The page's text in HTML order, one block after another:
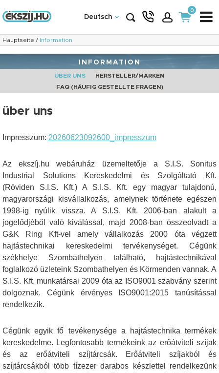
Deutsch
0
Hauptseite / Information
INFORMATION
ÜBER UNS
HERSTELLER/MARKEN
FAQ (HÄUFIG GESTELLTE FRAGEN)
über uns
Impresszum: 20260623092600_impresszum
Az ekszíj.hu webáruház üzemeltetője a S.I.S. Sonitus
Industrial Solutions Kereskedelmi és Szolgáltató Kft.
(Röviden S.I.S. Kft.) A S.I.S. Kft. egy magyar tulajdonú,
magyarországi kisvállalkozás, amelynek története egészen
1998-ig nyúlik vissza. A S.I.S. Kft. 2006-ban alakult a
jogelődjéből való kiválással, majd 2008-ban összeolvadt a
G&K Ring Kft-vel amely vállalkozás 2000 óta végzett
hajtástechnikai kereskedelmi tervékenységet. Cégünk
székhelye Szombathelyen található, hajtástechnikával
foglalkozó üzleteink Szombathelyen és Körmenden vannak. A
S.I.S. Kft. munkatársai 2009 óta az ISO9001 szabvány szerint
dolgoznak. Cégünk érvényes ISO9001:2015 tanúsítással
rendelkezik.
Cégünk egyik fő tevékenysége a hajtástechnika termékek
kereskedelme. Legfontosabb termékeink az erőátviteli szíjak
és az erőátviteli szíjtárcsák. Erőátviteli szíjakból és
szíjtárcsákból több tízezer darabos készlettel rendelkezünk